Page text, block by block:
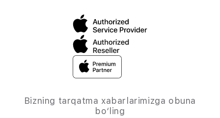
Bizning tarqatma xabarlarimizga obuna
bo‘ling